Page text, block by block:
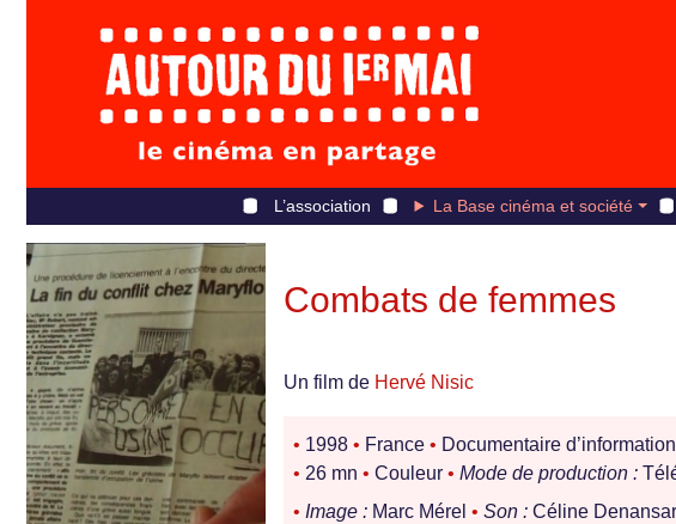
L’association La Base cinéma et société
Combats de femmes
Un film de Hervé Nisic
• 1998 • France • Documentaire
• 26 mn • Couleur • Mode de production :
• Image : Marc Mérel • Son : Céline